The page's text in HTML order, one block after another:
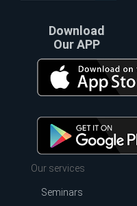
Download
Our APP
Our services
Seminars